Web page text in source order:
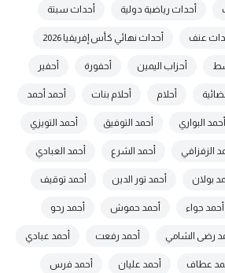
أحداث رياضية دولية أحداث سبتة
عنف أحداث نهائي كأس إفريقيا 2026
أحزاب اليمين أحفورة أحفير
أحلام أحلام بنات أحمد أحمد
أحمد البواري أحمد التوفيق أحمد التويزي
الزفزافي أحمد الشرع أحمد العبادي
بولان أحمد تور الدين أحمد توقيف
أحمد جواء أحمد حموش أحمد رحو
رضى الشامي أحمد رفعت أحمد عبادي
عطاف أحمد عليان أحمد فرس